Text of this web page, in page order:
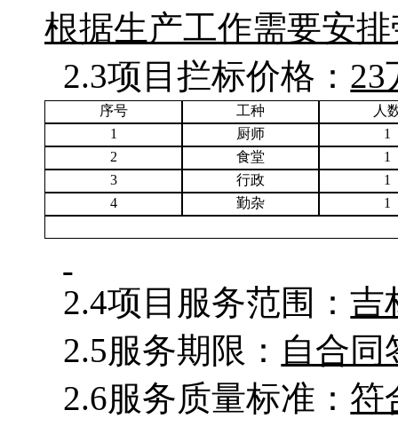
根据生产工作需要安
2.3项目拦标价格： 23
序号 工种
人
1
厨师
1
2
食堂
1
3
行政
1
4
勤杂 1
2.4项目服务范围：吉
2.5服务期限： 自合同
2.6服务质量标准： 符